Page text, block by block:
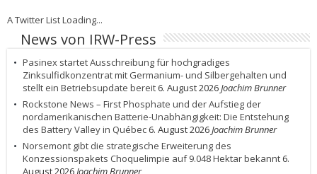
A Twitter List Loading...
News von IRW-Press
Pasinex startet Ausschreibung für hochgradiges
Zinksulfidkonzentrat mit Germanium- und Silbergehalten und
stellt ein Betriebsupdate bereit 6. August 2026 Joachim Brunner
Rockstone News – First Phosphate und der Aufstieg der
nordamerikanischen Batterie-Unabhängigkeit: Die Entstehung
des Battery Valley in Québec 6. August 2026 Joachim Brunner
Norsemont gibt die strategische Erweiterung des
Konzessionspakets Choquelimpie auf 9.048 Hektar bekannt 6.
August 2026 Joachim Brunner